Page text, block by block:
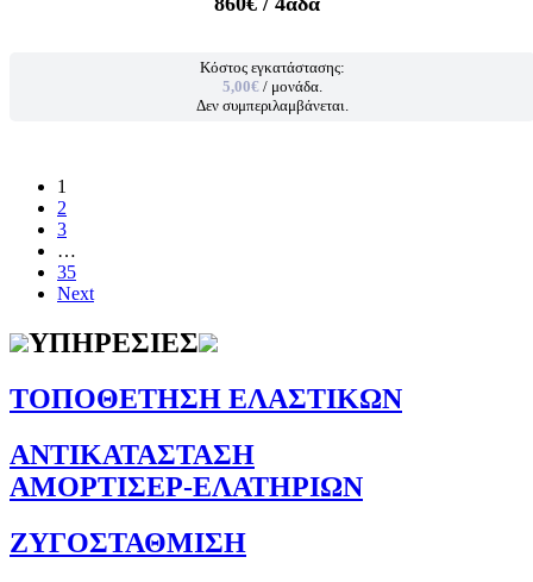
Κόστος εγκατάστασης:
5,00€ / μονάδα.
Δεν συμπεριλαμβάνεται.
1
2
3
…
35
Next
ΥΠΗΡΕΣΙΕΣ
ΤΟΠΟΘΕΤΗΣΗ ΕΛΑΣΤΙΚΩΝ
ΑΝΤΙΚΑΤΑΣΤΑΣΗ
ΑΜΟΡΤΙΣΕΡ-ΕΛΑΤΗΡΙΩΝ
ΖΥΓΟΣΤΑΘΜΙΣΗ